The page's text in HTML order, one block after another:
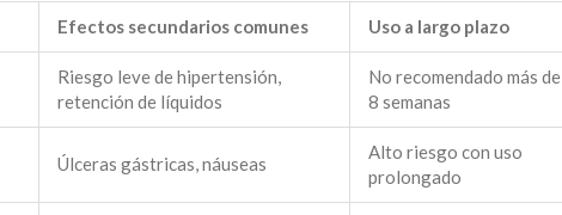
Efectos secundarios comunes Uso a largo plazo
Riesgo leve de hipertensión,
retención de líquidos
No recomendado más de
8 semanas
Úlceras gástricas, náuseas
Alto riesgo con uso
prolongado